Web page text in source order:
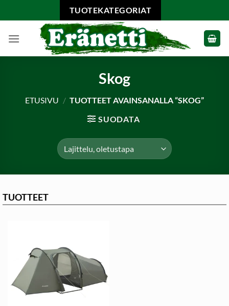
to
TUOTEKATEGORIAT
Skog
ETUSIVU / TUOTTEET AVAINSANALLA “SKOG”
SUODATA
TUOTTEET